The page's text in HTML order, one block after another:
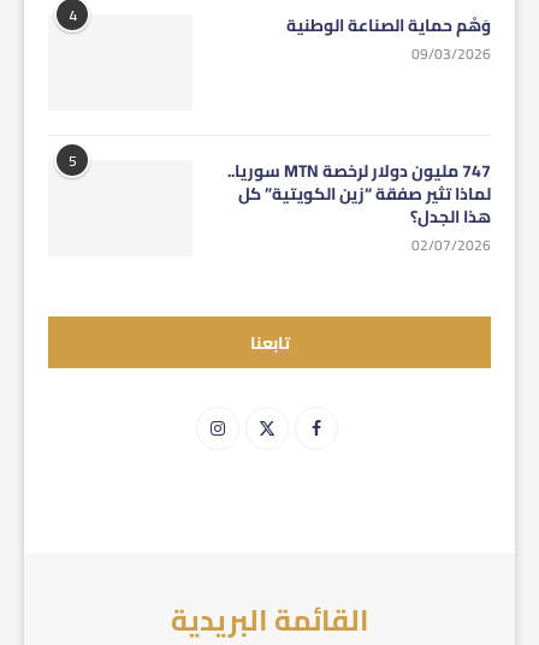
4 وَهْم حماية الصناعة الوطنية
09/03/2026
5 747 مليون دولار لرخصة MTN سوريا..
لماذا تثير صفقة “زين الكويتية” كل
هذا الجدل؟
02/07/2026
تابعنا
القائمة البريدية